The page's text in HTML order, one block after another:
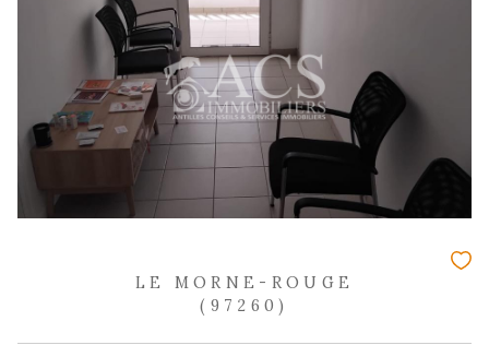
FORT-DE-FRANCE
(97200)
Local commercial - 408 m²
LOCAL COMMERCIAL A LOUER A FORT